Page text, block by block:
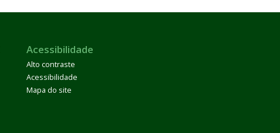
Acessibilidade
Alto contraste
Acessibilidade
Mapa do site